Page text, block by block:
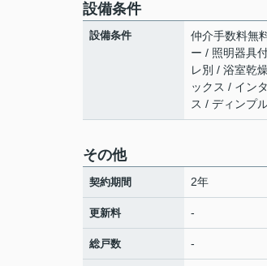
設備条件
設備条件
仲介手数料無
ー / 照明器具
レ別 / 浴室乾
ックス / イン
ス / ディンプ
その他
契約期間 2年
更新料 -
総戸数 -